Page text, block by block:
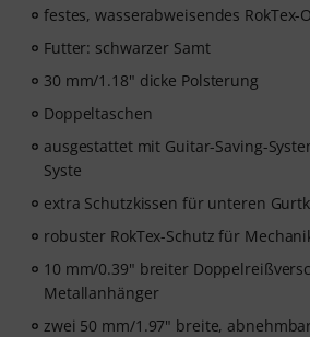
festes, wasserabweisendes
Futter: schwarzer Samt
30 mm/1.18" dicke Polsterung
Doppeltaschen
ausgestattet mit Guitar-Saving-
Syste
extra Schutzkissen für unteren
robuster RokTex-Schutz für
10 mm/0.39" breiter
Metallanhänger
zwei 50 mm/1.97" breite,